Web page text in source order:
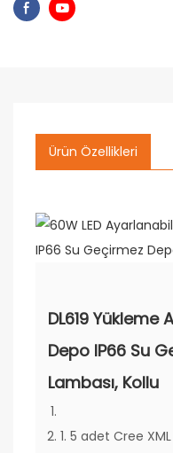
Ürün Özellikleri
DL619 Yükleme
Depo IP66 Su
Lambası, Kollu
1. 5 adet Cree XML